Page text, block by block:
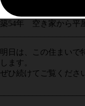
築54年 空き家から平
明日は、この住まいで
します。
ぜひ続けてご覧くださ